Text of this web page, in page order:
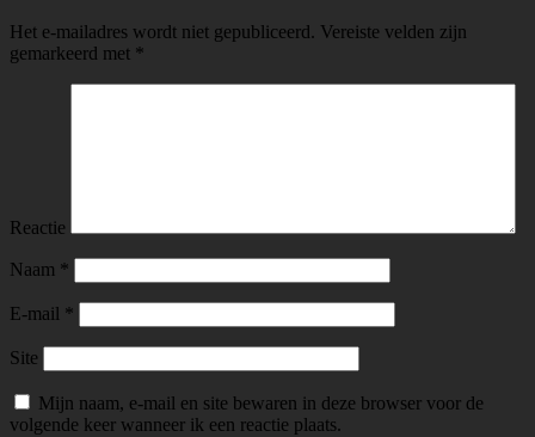
Het e-mailadres wordt niet gepubliceerd. Vereiste velden zijn
gemarkeerd met *
Reactie
Naam *
E-mail *
Site
Mijn naam, e-mail en site bewaren in deze browser voor de
volgende keer wanneer ik een reactie plaats.